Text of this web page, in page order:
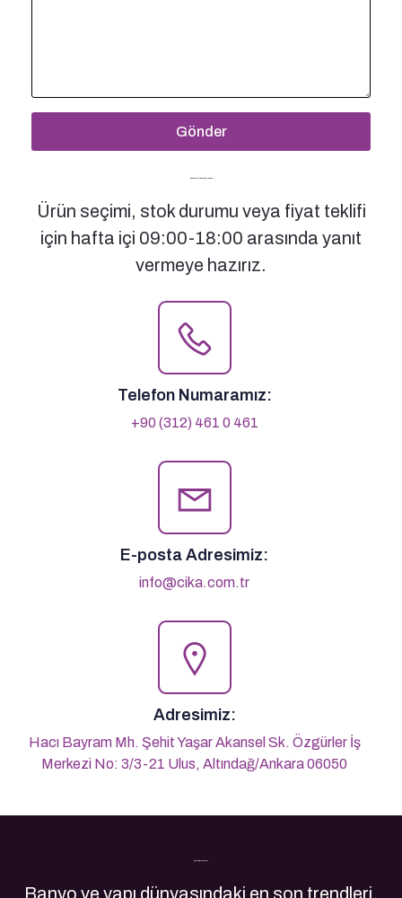
Gönder
Bizimle İletişime Geçin
Ürün seçimi, stok durumu veya fiyat teklifi
için hafta içi 09:00-18:00 arasında yanıt
vermeye hazırız.
Telefon Numaramız:
+90 (312) 461 0 461
E-posta Adresimiz:
info@cika.com.tr
Adresimiz:
Hacı Bayram Mh. Şehit Yaşar Akansel Sk. Özgürler İş
Merkezi No: 3/3-21 Ulus, Altındağ/Ankara 06050
Son Yazılarımız
Banyo ve yapı dünyasındaki en son trendleri,